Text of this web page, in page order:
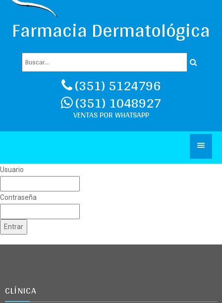
Farmacia Dermatológica
(351) 5124796
(351) 1048927
Usuario
Contraseña
Entrar
CLÍNICA